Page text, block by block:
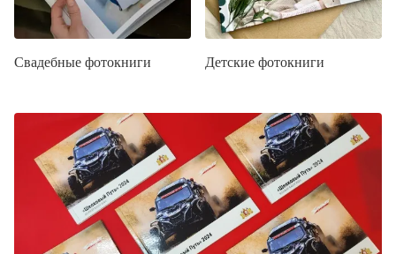
Свадебные фотокниги Детские фотокниги